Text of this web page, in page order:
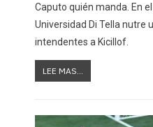
Caputo quién manda. En
Universidad Di Tella nutre
intendentes a Kicillof.
LEE MAS...